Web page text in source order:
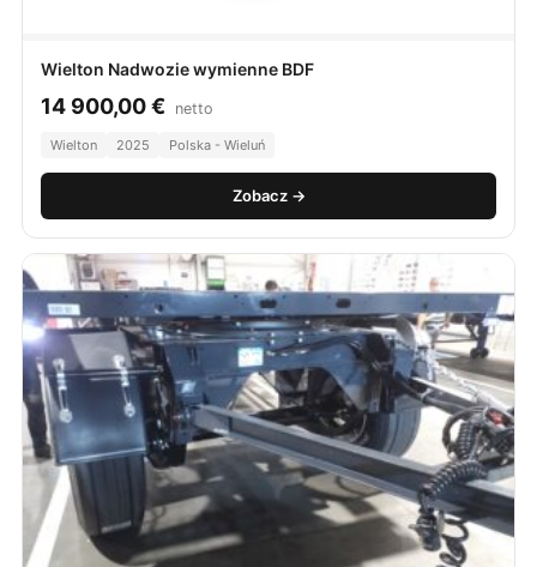
Wielton Nadwozie wymienne BDF
14 900,00€ netto
Wielton 2025 Polska - Wieluń
Zobacz →